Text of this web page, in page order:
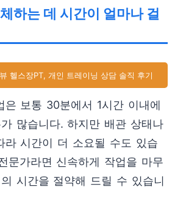
하는 데 시간이 얼마나 걸
헬스장PT, 개인 트레이닝 상담 솔직 후기
은 보통 30분에서 1시간 이내에
많습니다. 하지만 배관 상태나
라 시간이 더 소요될 수도 있습
문가라면 신속하게 작업을 마무
시간을 절약해 드릴 수 있습니